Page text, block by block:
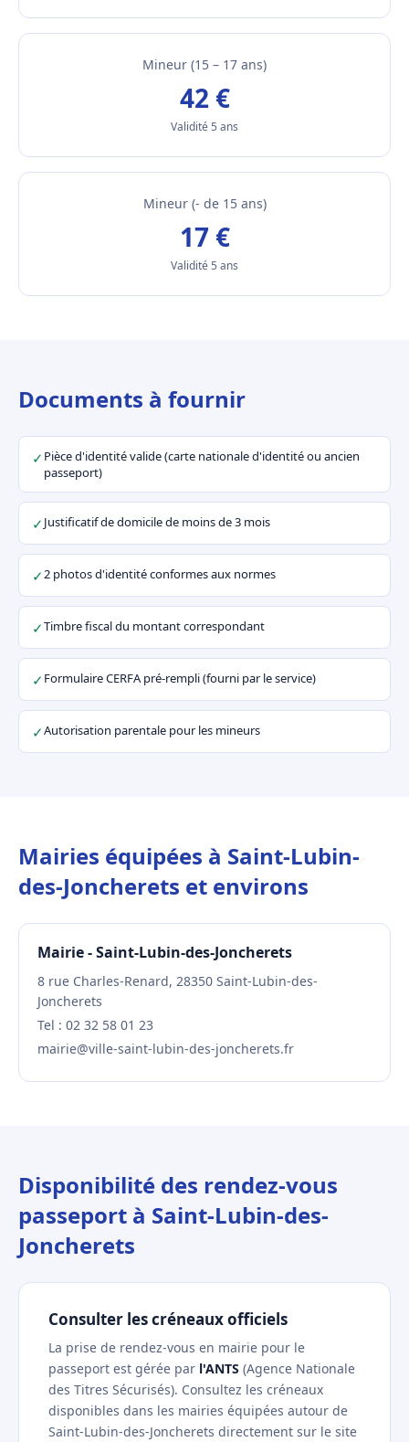
Mineur (15 – 17 ans)
42 €
Validité 5 ans
Mineur (- de 15 ans)
17 €
Validité 5 ans
Documents à fournir
✓ Pièce d'identité valide (carte nationale d'identité ou ancien
passeport)
✓Justificatif de domicile de moins de 3 mois
✓2 photos d'identité conformes aux normes
✓Timbre fiscal du montant correspondant
✓ Formulaire CERFA pré-rempli (fourni par le service)
✓Autorisation parentale pour les mineurs
Mairies équipées à Saint-Lubin-
des-Joncherets et environs
Mairie - Saint-Lubin-des-Joncherets
8 rue Charles-Renard, 28350 Saint-Lubin-des-
Joncherets
Tel : 02 32 58 01 23
mairie@ville-saint-lubin-des-joncherets.fr
Disponibilité des rendez-vous
passeport à Saint-Lubin-des-
Joncherets
Consulter les créneaux officiels
La prise de rendez-vous en mairie pour le
passeport est gérée par l'ANTS (Agence Nationale
des Titres Sécurisés). Consultez les créneaux
disponibles dans les mairies équipées autour de
Saint-Lubin-des-Joncherets directement sur le site